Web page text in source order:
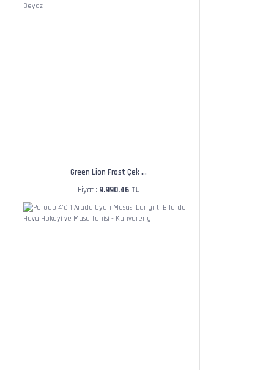
Green Lion Frost Çek ...
Fiyat : 9.990,46 TL